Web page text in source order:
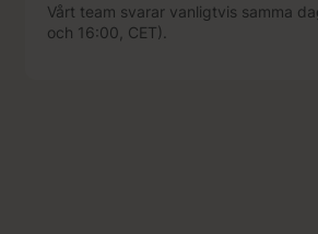
Vårt team svarar vanligtvis samma
och 16:00, CET).